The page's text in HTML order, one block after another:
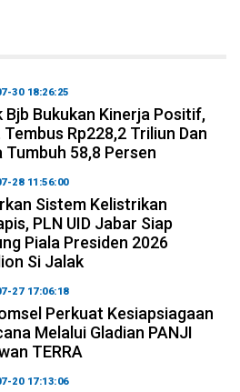
30 18:26:25
Bjb Bukukan Kinerja Positif,
Rp228,2 Triliun Dan
Tumbuh 58,8 Persen
28 11:56:00
Sistem Kelistrikan
PLN UID Jabar Siap
Piala Presiden 2026
Si Jalak
27 17:06:18
Perkuat Kesiapsiagaan
Melalui Gladian PANJI
TERRA
20 17:13:06